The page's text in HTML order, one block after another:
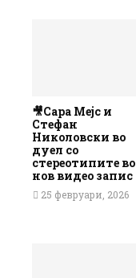
🎥Сара Мејс и
Стефан
Николовски во
дуел со
стереотипите во
нов видео запис
25 февруари, 2026